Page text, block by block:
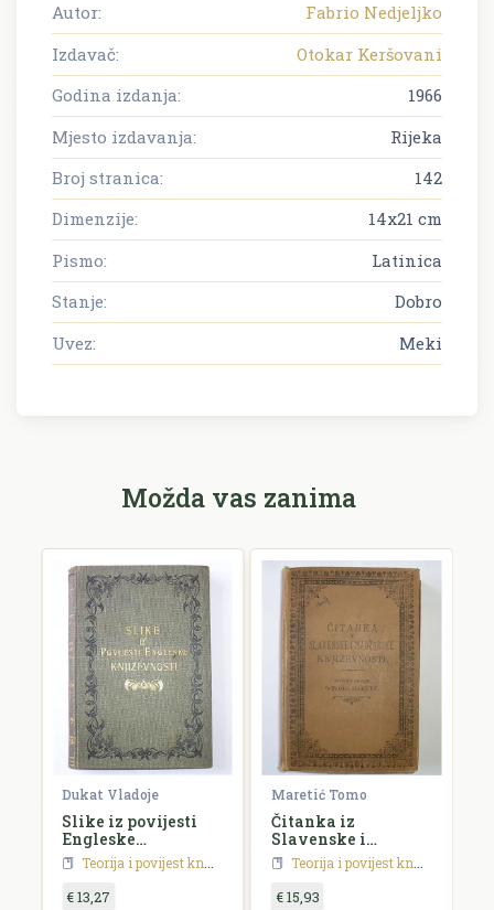
Autor:
Fabrio Nedjeljko
Izdavač:
Otokar Keršovani
Godina izdanja:
1966
Mjesto izdavanja:
Rijeka
Broj stranica:
142
Dimenzije:
14x21 cm
Pismo:
Latinica
Stanje:
Dobro
Uvez:
Meki
Možda vas zanima
Dukat Vladoje
Slike iz povijesti
Engleske
književnosti
Teorija i povijest književnosti
€ 13,27
Maretić Tomo
Čitanka iz
Slavenske i
Madžarske
književnosti
Teorija i povijest književnosti
€ 15,93